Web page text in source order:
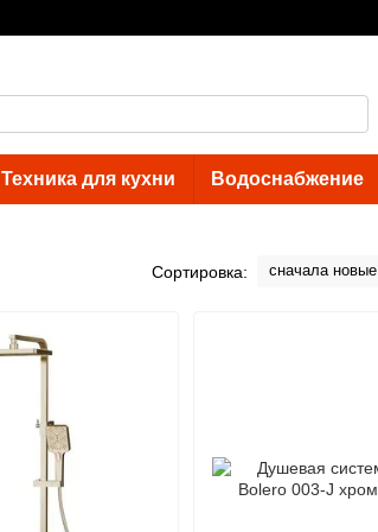
Техника для кухни Водоснабжение
Сортировка: сначала новые